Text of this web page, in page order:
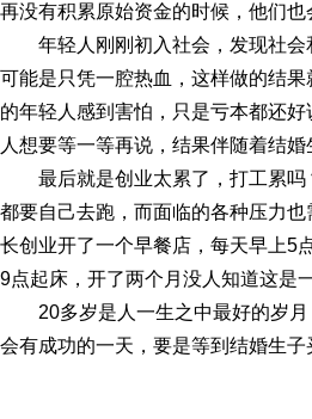
再没有积累原始资金的时候，他们
年轻人刚刚初入社会，发现社
可能是只凭一腔热血，这样做的结
的年轻人感到害怕，只是亏本都还
人想要等一等再说，结果伴随着结
最后就是创业太累了，打工累
都要自己去跑，而面临的各种压力
长创业开了一个早餐店，每天早上5
9点起床，开了两个月没人知道这是
20多岁是人一生之中最好的岁
会有成功的一天，要是等到结婚生